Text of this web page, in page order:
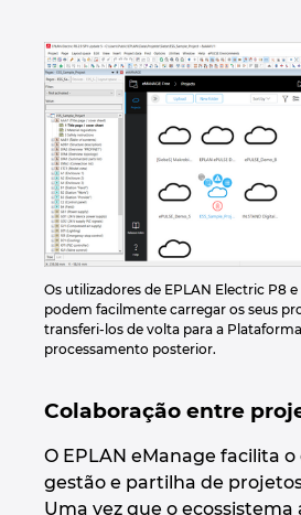
Os utilizadores de EPLAN Electric P8 e
podem facilmente carregar os seus
transferi-los de volta para a
processamento posterior.
Colaboração entre
O EPLAN eManage facilita
gestão e partilha de
Uma vez que o ecossistema
Israel
Italy
Japan
Lithuania
Luxembourg
Malaysia
Mexico
Netherlands